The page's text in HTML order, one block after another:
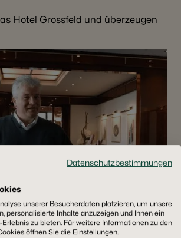
Hotel Grossfeld und überzeugen
Datenschutzbestimmungen
unserer Besucherdaten platzieren, um unsere
personalisierte Inhalte anzuzeigen und Ihnen ein
zu bieten. Für weitere Informationen zu den
öffnen Sie die Einstellungen.